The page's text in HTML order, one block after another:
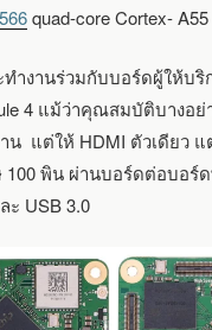
quad-core Cortex-
ทำงานร่วมกับบอร์ดผู้ให้บริ
4 แม้ว่าคุณสมบัติบางอย่
น แต่ให้ HDMI ตัวเดียว
พิน ผ่านบอร์ดต่อบอร์
ะ USB 3.0